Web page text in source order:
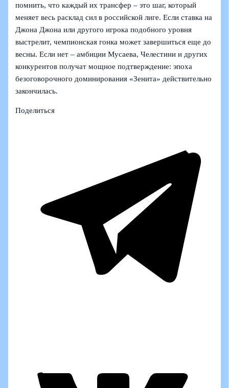
помнить, что каждый их трансфер – это шаг, который
меняет весь расклад сил в российской лиге. Если ставка на
Джона Джона или другого игрока подобного уровня
выстрелит, чемпионская гонка может завершиться еще до
весны. Если нет – амбиции Мусаева, Челестини и других
конкурентов получат мощное подтверждение: эпоха
безоговорочного доминирования «Зенита» действительно
закончилась.
Поделиться